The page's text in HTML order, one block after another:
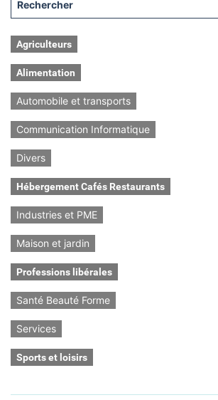
Agriculteurs
Alimentation
Automobile et transports
Communication Informatique
Divers
Hébergement Cafés Restaurants
Industries et PME
Maison et jardin
Professions libérales
Santé Beauté Forme
Services
Sports et loisirs